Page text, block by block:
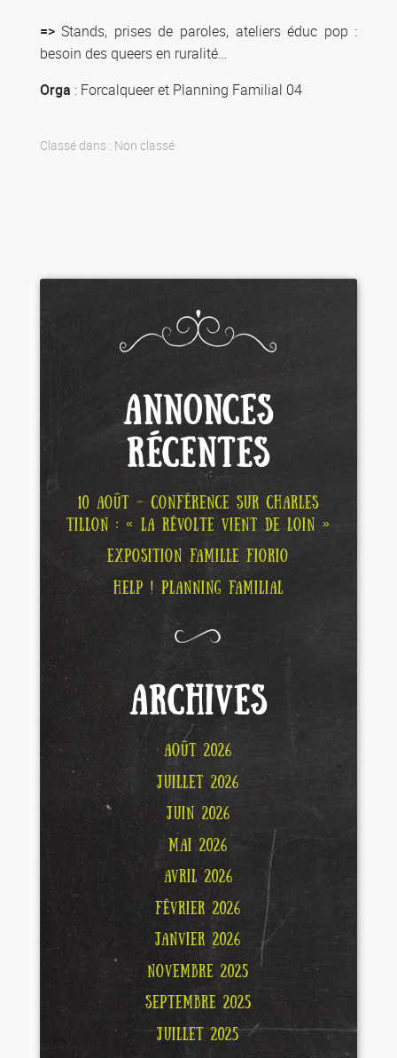
=>Stands, prises de paroles, ateliers éduc pop :
besoin des queers en ruralité…
Orga : Forcalqueer et Planning Familial 04
Classé dans : Non classé
ANNONCES
RÉCENTES
10 AOÛT – CONFÉRENCE SUR CHARLES
TILLON : « LA RÉVOLTE VIENT DE LOIN »
EXPOSITION FAMILLE FIORIO
HELP ! PLANNING FAMILIAL
ARCHIVES
AOÛT 2026
JUILLET 2026
JUIN 2026
MAI 2026
AVRIL 2026
FÉVRIER 2026
JANVIER 2026
NOVEMBRE 2025
SEPTEMBRE 2025
JUILLET 2025